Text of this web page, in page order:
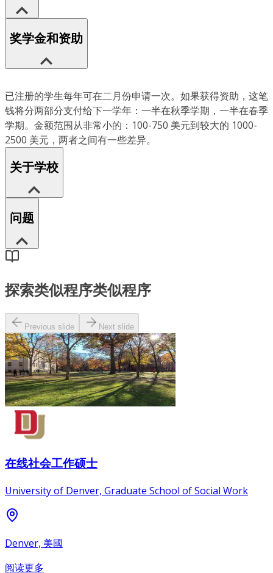
奖学金和资助
已注册的学生每年可在二月份申请一次。如果获得资助，这笔
钱将分两部分支付给下一学年：一半在秋季学期，一半在春季
学期。金额范围从非常小的：100-750 美元到较大的 1000-
2500 美元，两者之间有一些差异。
关于学校
问题
探索类似程序类似程序
Previous slide Next slide
在线社会工作硕士
University of Denver, Graduate School of Social Work
Denver, 美國
阅读更多